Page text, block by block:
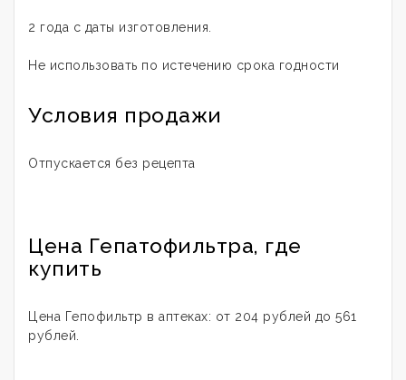
2 года с даты изготовления.
Не использовать по истечению срока годности
Условия продажи
Отпускается без рецепта
Цена Гепатофильтра, где
купить
Цена Гепофильтр в аптеках: от 204 рублей до 561
рублей.